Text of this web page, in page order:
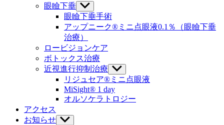
示
眼瞼下垂 サ
ブ
メ
ニ
ュ
ー
を
表
示
眼瞼下垂手術
アップニーク®ミニ点眼液0.1％（眼瞼下垂
治療）
ロービジョンケア
ボトックス治療
近視進行抑制治療 サ
ブ
メ
ニ
リジュセア®ミニ点眼液
MiSight® 1 day
オルソケラトロジー
アクセス
お知らせ サ